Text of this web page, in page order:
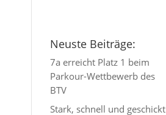
Neuste Beiträge:
7a erreicht Platz 1 beim
Parkour-Wettbewerb des
BTV
Stark, schnell und geschickt